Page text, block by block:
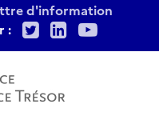
d'information
:
TwitterLinkedIn